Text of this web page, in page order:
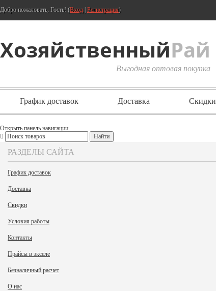
Добро пожаловать, Гость! (Вход Регистрация)
ХозяйственныйРай
Выгодная оптовая покупка
График доставок Доставка Скидки
Открыть панель навигации
РАЗДЕЛЫ САЙТА
График доставок
Доставка
Скидки
Условия работы
Контакты
Прайсы в экселе
Безналичный расчет
О нас